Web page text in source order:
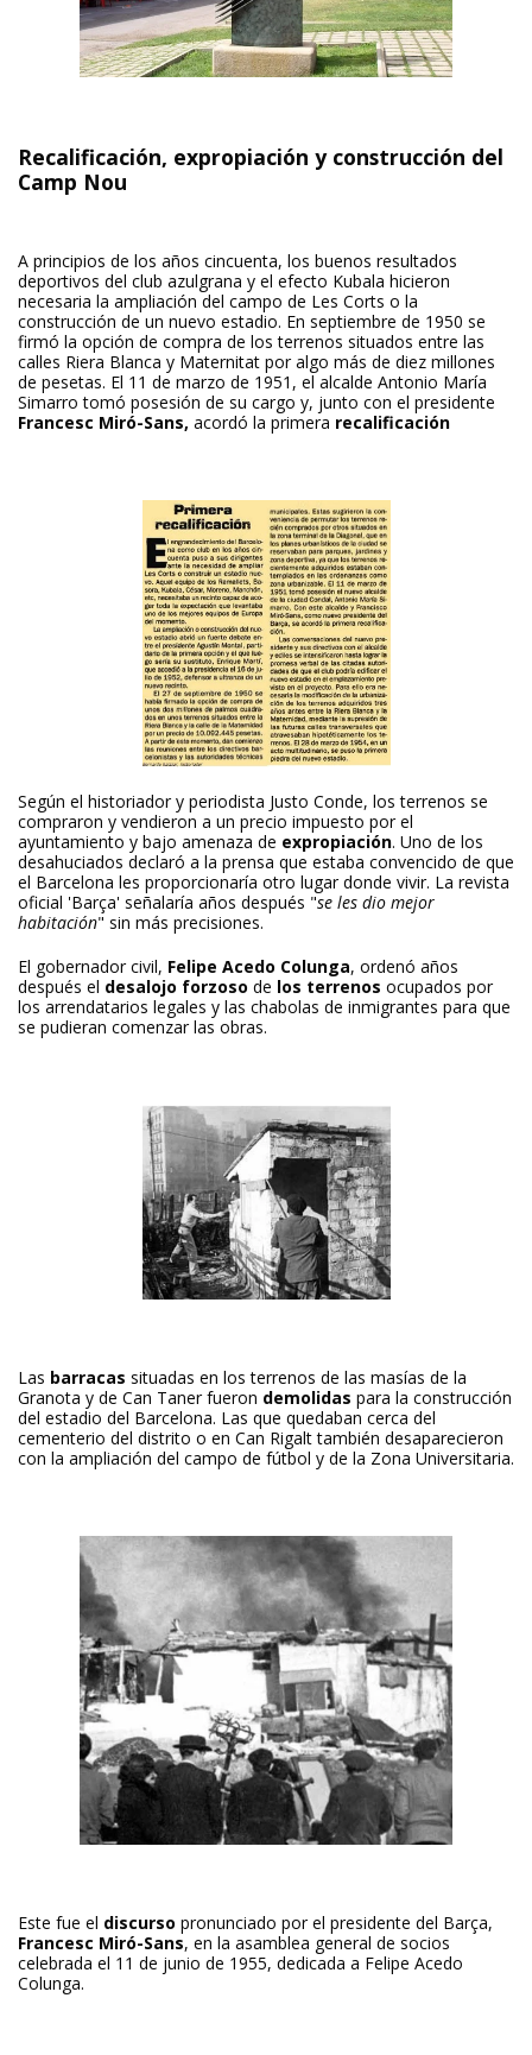
Recalificación, expropiación y construcción del
Camp Nou
A principios de los años cincuenta, los buenos resultados
deportivos del club azulgrana y el efecto Kubala hicieron
necesaria la ampliación del campo de Les Corts o la
construcción de un nuevo estadio. En septiembre de 1950 se
firmó la opción de compra de los terrenos situados entre las
calles Riera Blanca y Maternitat por algo más de diez millones
de pesetas. El 11 de marzo de 1951, el alcalde Antonio María
Simarro tomó posesión de su cargo y, junto con el presidente
Francesc Miró-Sans, acordó la primera recalificación
Según el historiador y periodista Justo Conde, los terrenos se
compraron y vendieron a un precio impuesto por el
ayuntamiento y bajo amenaza de expropiación. Uno de los
desahuciados declaró a la prensa que estaba convencido de que
el Barcelona les proporcionaría otro lugar donde vivir. La revista
oficial 'Barça' señalaría años después "se les dio mejor
habitación" sin más precisiones.
El gobernador civil, Felipe Acedo Colunga, ordenó años
después el desalojo forzoso de los terrenos ocupados por
los arrendatarios legales y las chabolas de inmigrantes para que
se pudieran comenzar las obras.
Las barracas situadas en los terrenos de las masías de la
Granota y de Can Taner fueron demolidas para la construcción
del estadio del Barcelona. Las que quedaban cerca del
cementerio del distrito o en Can Rigalt también desaparecieron
con la ampliación del campo de fútbol y de la Zona Universitaria.
Este fue el discurso pronunciado por el presidente del Barça,
Francesc Miró-Sans, en la asamblea general de socios
celebrada el 11 de junio de 1955, dedicada a Felipe Acedo
Colunga.